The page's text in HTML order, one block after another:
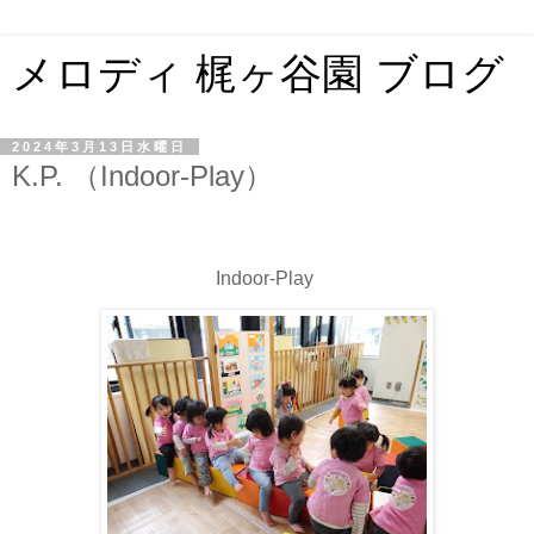
メロディ 梶ヶ谷園 ブログ
2024年3月13日水曜日
K.P. （Indoor-Play）
Indoor-Play